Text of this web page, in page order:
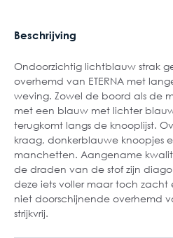
Beschrijving
Ondoorzichtig lichtblauw strak
overhemd van ETERNA met
weving. Zowel de boord als de
met een blauw met lichter
terugkomt langs de knooplijst.
kraag, donkerblauwe knoopjes
manchetten. Aangename
de draden van de stof zijn
deze iets voller maar toch zacht
niet doorschijnende overhemd
strijkvrij.